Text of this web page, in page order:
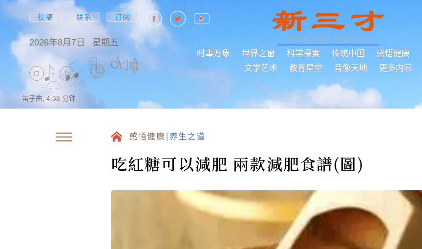
投稿 联系 订阅
2026年8月7日 星期五
时事万象 世界之窗 科学探索 传统中国 感悟健康
文学艺术
教育星空 音像天地 更多内容
笛子曲, 4:38 分钟
感悟健康 养生之道
吃紅糖可以減肥 兩款減肥食譜(圖)